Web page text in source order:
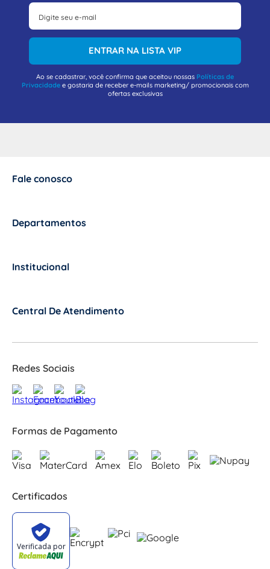
ENTRAR NA LISTA VIP
Ao se cadastrar, você confirma que aceitou nossas Políticas de
Privacidadee gostaria de receber e-mails marketing/ promocionais com
ofertas exclusivas
Fale conosco
Departamentos
Institucional
Central De Atendimento
Redes Sociais
Formas de Pagamento
Certificados